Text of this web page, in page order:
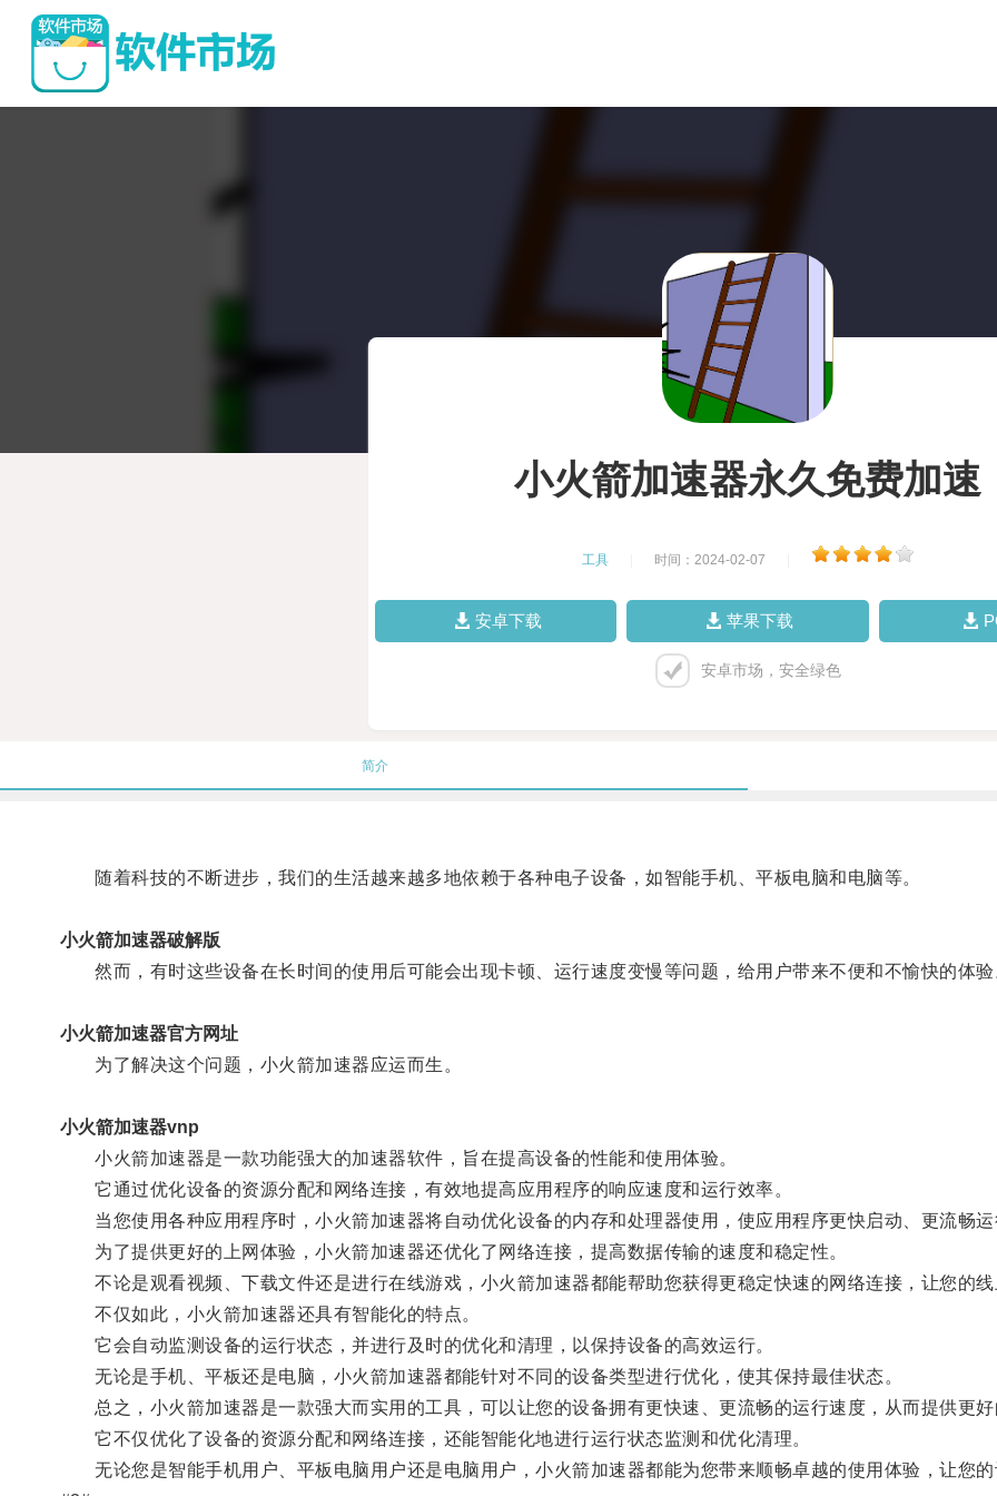
小火箭加速器永久免费加速
工具 时间：2024-02-07
安卓下载 苹果下载
安卓市场，安全绿色
简介
随着科技的不断进步，我们的生活越来越多地依赖于各种电子设备，如智能手机、平板电脑和电脑等。
小火箭加速器破解版
然而，有时这些设备在长时间的使用后可能会出现卡顿、运行速度变慢等问题，给用户带来不便和不愉快的体验
小火箭加速器官方网址
为了解决这个问题，小火箭加速器应运而生。
小火箭加速器vnp
小火箭加速器是一款功能强大的加速器软件，旨在提高设备的性能和使用体验。
它通过优化设备的资源分配和网络连接，有效地提高应用程序的响应速度和运行效率。
当您使用各种应用程序时，小火箭加速器将自动优化设备的内存和处理器使用，使应用程序更快启动、更流畅运
为了提供更好的上网体验，小火箭加速器还优化了网络连接，提高数据传输的速度和稳定性。
不论是观看视频、下载文件还是进行在线游戏，小火箭加速器都能帮助您获得更稳定快速的网络连接，让您的线
不仅如此，小火箭加速器还具有智能化的特点。
它会自动监测设备的运行状态，并进行及时的优化和清理，以保持设备的高效运行。
无论是手机、平板还是电脑，小火箭加速器都能针对不同的设备类型进行优化，使其保持最佳状态。
总之，小火箭加速器是一款强大而实用的工具，可以让您的设备拥有更快速、更流畅的运行速度，从而提供更好
它不仅优化了设备的资源分配和网络连接，还能智能化地进行运行状态监测和优化清理。
无论您是智能手机用户、平板电脑用户还是电脑用户，小火箭加速器都能为您带来顺畅卓越的使用体验，让您的